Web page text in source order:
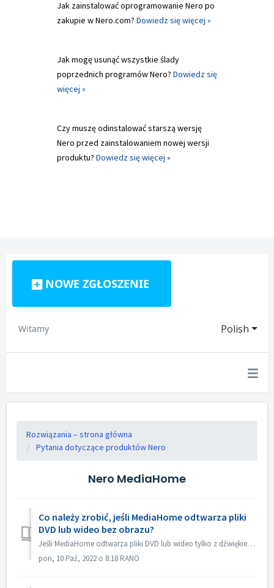
Jak zainstalować oprogramowanie Nero po
zakupie w Nero.com? Dowiedz się więcej »
Jak mogę usunąć wszystkie ślady
poprzednich programów Nero? Dowiedz się
więcej »
Czy muszę odinstalować starszą wersję
Nero przed zainstalowaniem nowej wersji
produktu? Dowiedz się więcej »
NOWE ZGŁOSZENIE
Polish
Witamy
Rozwiązania – strona główna
Pytania dotyczące produktów Nero
Nero MediaHome
Co należy zrobić, jeśli MediaHome odtwarza pliki
DVD lub wideo bez obrazu?
Jeśli MediaHome odtwarza pliki DVD lub wideo tylko z dźwiękiem, ale bez obrazu lub obraz migocze nienormalnie, otwórz Opcje MediaHome -> Wideo -> Odtw...
pon, 10 Paź, 2022 o 8:18 RANO